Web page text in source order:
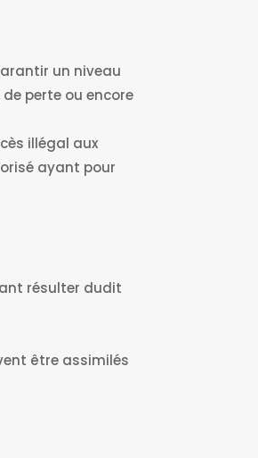
un niveau
perte ou encore
illégal aux
ayant pour
résulter dudit
être assimilés